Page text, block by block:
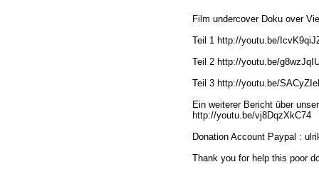
Film undercover Doku over
Teil 1 http://youtu.be/
Teil 2 http://youtu.be/
Teil 3 http://youtu.be/
Ein weiterer Bericht über
http://youtu.be/vj8DqzXkC74
Donation Account Paypal :
Thank you for help this poor